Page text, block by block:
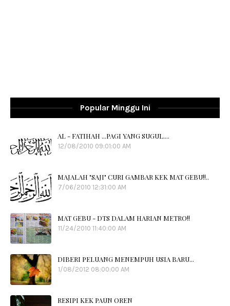
Popular Minggu Ini
AL - FATIHAH ...PAGI YANG SUGUL....
12/08/2010 09:01:00 AM
MAJALAH "SAJI" CURI GAMBAR KEK MAT GEBU!!..
7/06/2010 12:31:00 AM
MAT GEBU - DTS DALAM HARIAN METRO!!
11/24/2010 11:40:00 AM
DIBERI PELUANG MENEMPUH USIA BARU...
1/08/2012 08:00:00 AM
RESIPI KEK PAUN OREN